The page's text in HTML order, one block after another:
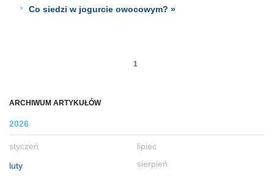
ARCHIWUM ARTYKUŁÓW
2026
styczeń
luty
lipiec
sierpień
Co siedzi w jogurcie owocowym? »
1